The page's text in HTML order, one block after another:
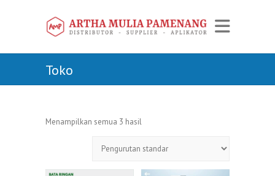
Toko
Menampilkan semua 3 hasil